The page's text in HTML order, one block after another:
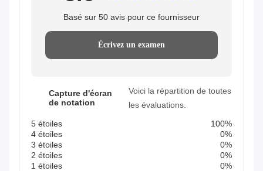
Basé sur 50 avis pour ce fournisseur
Écrivez un examen
Capture d'écran
de notation
Voici la répartition de toutes
les évaluations.
5 étoiles
100%
4 étoiles
0%
3 étoiles
0%
2 étoiles
0%
1 étoiles
0%